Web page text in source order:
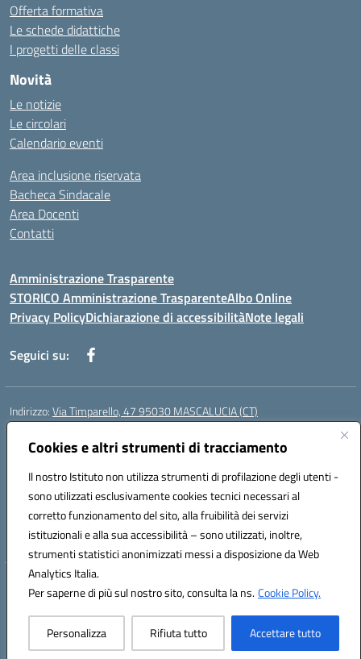
Cookies e altri strumenti di tracciamento
Il nostro Istituto non utilizza strumenti di profilazione degli utenti -
sono utilizzati esclusivamente cookies tecnici necessari al
corretto funzionamento del sito, alla fruibilità dei servizi
istituzionali e alla sua accessibilità – sono utilizzati, inoltre,
strumenti statistici anonimizzati messi a disposizione da Web
Analytics Italia.
Per saperne di più sul nostro sito, consulta la ns.Cookie Policy.
Personalizza Rifiuta tutto Accettare tutto
Offerta formativa
Le schede didattiche
I progetti delle classi
Novità
Le notizie
Le circolari
Calendario eventi
Area inclusione riservata
Bacheca Sindacale
Area Docenti
Contatti
Amministrazione Trasparente
STORICO Amministrazione TrasparenteAlbo Online
Privacy PolicyDichiarazione di accessibilitàNote legali
Seguici su:
Indirizzo:Via Timparello, 47 95030 MASCALUCIA (CT)
Centralino:
Posta elettronica certificata (PEC):ctic8bc002@pec.istruzione.it
Codice fiscale: 93238350875
Codice meccanografico:ctic8bc002
Codice Indice delle Pubbliche Amministrazioni (IPA): istsc_ctic8bc002
Codice unico di fatturazione (CUF): 2PO2JW
Hosting & Powered by 3D Solution S.r.l.
Concept & Design by Designers Italia